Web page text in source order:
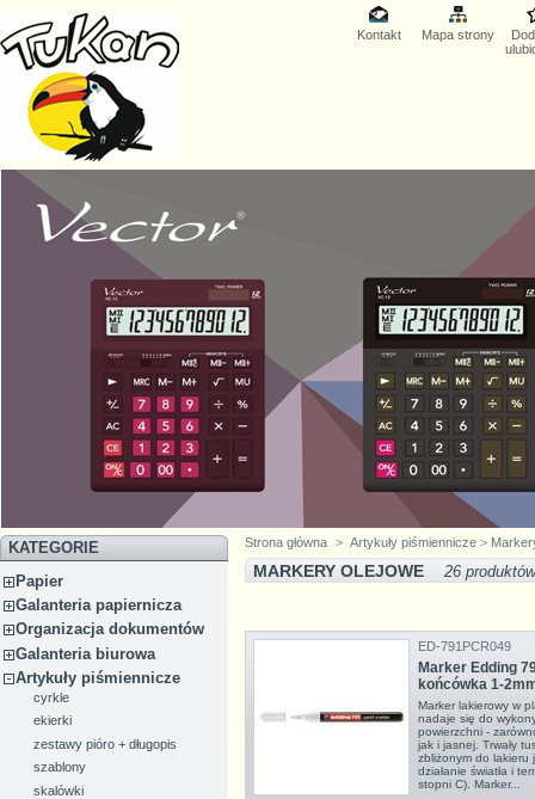
Kontakt Mapa strony
KATEGORIE
Papier
Galanteria papiernicza
Organizacja dokumentów
Galanteria biurowa
Artykuły piśmiennicze
cyrkle
ekierki
zestawy pióro + długopis
szablony
skalówki
Strona główna > Artykuły piśmiennicze >
MARKERY OLEJOWE 26 produktów
ED-791PCR049
Marker Edding
końcówka 1-
Marker lakierowy w
nadaje się do
powierzchni -
jak i jasnej. Trwały
zbliżonym do lakieru
działanie światła i
stopni C). Marker...